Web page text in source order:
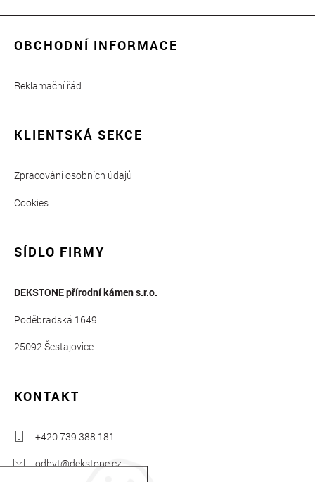
OBCHODNÍ INFORMACE
Reklamační řád
KLIENTSKÁ SEKCE
Zpracování osobních údajů
Cookies
SÍDLO FIRMY
DEKSTONE přírodní kámen s.r.o.
Poděbradská 1649
25092 Šestajovice
KONTAKT
+420 739 388 181
odbyt@dekstone.cz